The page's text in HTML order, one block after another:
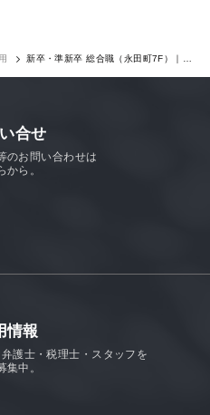
新卒・準新卒 総合職（永田町7F）｜求
合せ
のお問い合わせは
から。
情報
護士・税理士・スタッフを
集中。